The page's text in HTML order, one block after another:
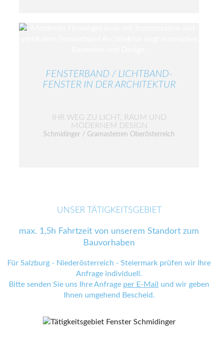
FENSTERBAND / LICHTBAND-
FENSTER IN DER ARCHITEKTUR
IHR WEG ZU LICHT, RAUM UND
MODERNEM DESIGN
Schmidinger / Gramastetten Oberösterreich
UNSER TÄTIGKEITSGEBIET
max. 1,5h Fahrtzeit von unserem Standort zum
Bauvorhaben
Für Salzburg - Niederösterreich - Steiermark prüfen wir Ihre
Anfrage individuell.
Bitte senden Sie uns Ihre Anfrage per E-Mail
und wir geben
Ihnen umgehend Bescheid.